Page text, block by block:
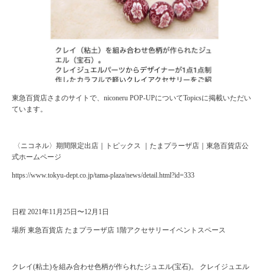
東急百貨店さまのサイトで、niconeru POP-UPについてTopicsに掲載いただい
ています。
⁡⁡ 〈ニコネル〉期間限定出店｜トピックス ｜たまプラーザ店｜東急百貨店公
式ホームページ
https://www.tokyu-dept.co.jp/tama-plaza/news/detail.html?id=333
日程 2021年11月25日〜12月1日
場所 東急百貨店 たまプラーザ店 1階アクセサリーイベントスペース ⁡
クレイ(粘土)を組み合わせ色柄が作られたジュエル(宝石)。 クレイジュエル